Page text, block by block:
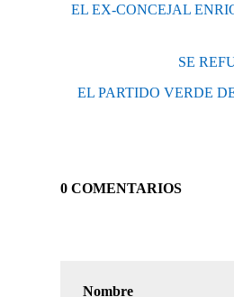
EL EX-CONCEJAL
SE
EL PARTIDO VERDE
0 COMENTARIOS
Nombre